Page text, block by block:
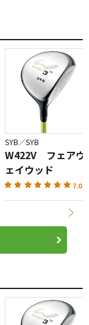
SYB／SYB
W422V フェアウ
ェイウッド
7.0